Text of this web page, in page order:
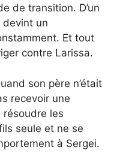
de transition. D’un
devint un
Et tout
contre Larissa.
son père n’était
recevoir une
résoudre les
seule et ne se
à Sergei.